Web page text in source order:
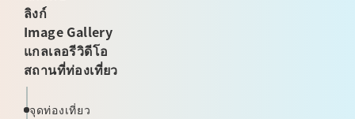
ลิงก์
Image Gallery
แกลเลอรีวิดีโอ
สถานที่ท่องเที่ยว
จุดท่องเที่ยว